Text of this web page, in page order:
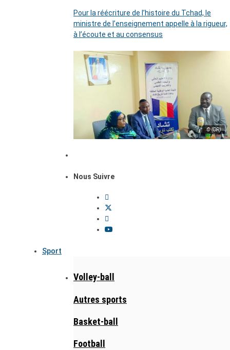
Pour la réécriture de l’histoire du Tchad, le
ministre de l’enseignement appelle à la rigueur,
à l’écoute et au consensus
© (DR)
Nous Suivre
Sport
Volley-ball
Autres sports
Basket-ball
Football